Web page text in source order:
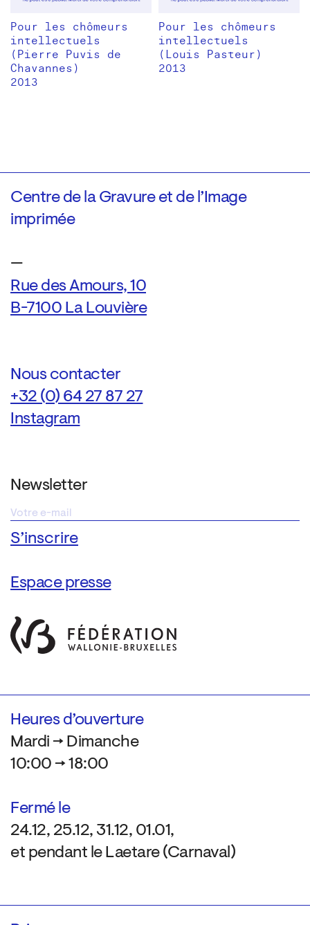
Pour les chômeurs
intellectuels
(Pierre Puvis de
Chavannes)
2013
Pour les chômeurs
intellectuels
(Louis Pasteur)
2013
Centre de la Gravure et de l’Image
imprimée
—
Rue des Amours, 10
B-7100 La Louvière
Nous contacter
+32 (0) 64 27 87 27
Instagram
Newsletter
Espace presse
Heures d’ouverture
Mardi → Dimanche
10:00 → 18:00
Fermé le
24.12, 25.12, 31.12, 01.01,
et pendant le Laetare (Carnaval)